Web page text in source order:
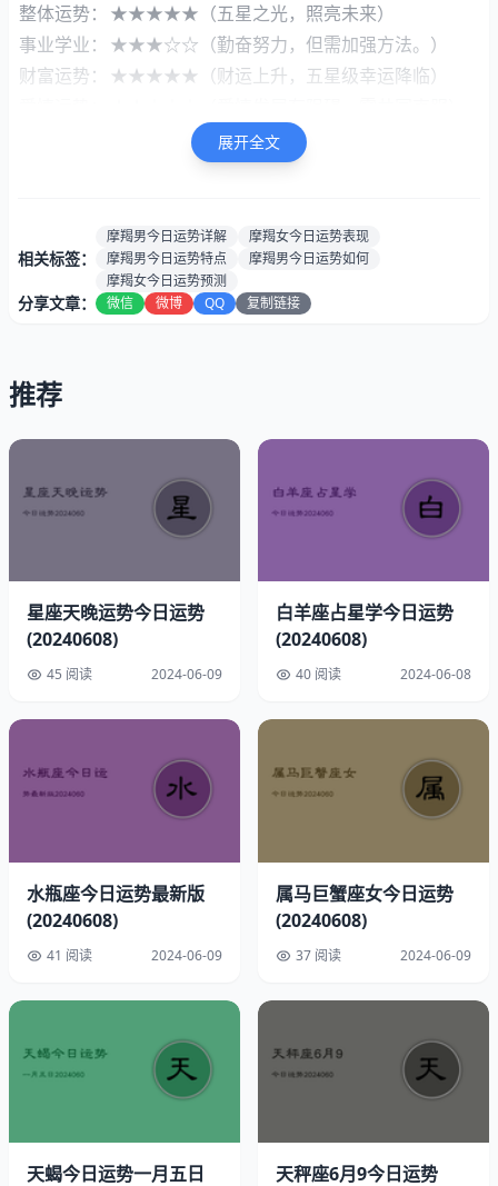
整体运势：
★★★★★（五星之光，照亮未来）
事业学业：
★★★☆☆（勤奋努力，但需加强方法。）
财富运势：
★★★★★（财运上升，五星级幸运降临）
65%（健康指数略低，以百分比形式展示）
天秤座与双子
下午6点至7点
摩羯2024年06月08日幸运指南
幸运数字：9
速配星座：天秤座
幸运方位：正西
幸运饰品：精致耳环
开运物品：红色宝石手链
直觉力指数：★★★★★（选择合作伙伴精准，五颗星构建
双赢局面。）
源）
展开全文
相关标签：
摩羯男今日运势详解
摩羯女今日运势表现
摩羯男今日运势特点
摩羯男今日运势如何
摩羯女今日运势预测
分享文章： 微信 微博 QQ 复制链接
推荐
星座天晚运势今日运势
(20240608)
45 阅读 2024-06-09
白羊座占星学今日运势
(20240608)
40 阅读 2024-06-08
水瓶座今日运势最新版
(20240608)
41 阅读 2024-06-09
属马巨蟹座女今日运势
(20240608)
37 阅读 2024-06-09
天蝎今日运势一月五日 天秤座6月9今日运势